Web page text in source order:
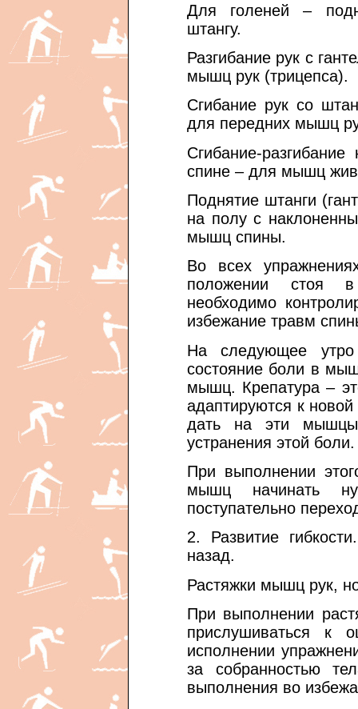
Для голеней –
штангу.
Разгибание рук с
мышц рук (трицепса).
Сгибание рук со
для передних мышц
Сгибание-
спине – для мышц
Поднятие штанги
на полу с
мышц спины.
Во всех
положении стоя
необходимо
избежание травм
На следующее утро
состояние боли в
мышц. Крепатура –
адаптируются к
дать на эти мышцы
устранения этой боли.
При выполнении
мышц начинать
поступательно
2. Развитие
назад.
Растяжки мышц рук,
При выполнении
прислушиваться к
исполнении
за собранностью
выполнения во